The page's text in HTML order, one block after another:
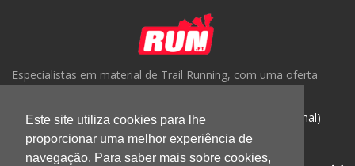
Este site utiliza cookies para lhe
proporcionar uma melhor experiência de
navegação. Para saber mais sobre cookies,
Especialistas em material de Trail Running, com uma oferta
única em Portugal e um serviço de qualidade.
( +351) 918816191 (Chamada para rede móvel nacional)
geral@run.pt